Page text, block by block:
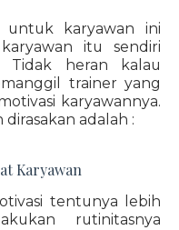
untuk karyawan ini
itu sendiri
Tidak heran kalau
trainer yang
karyawannya.
adalah :
Karyawan
tentunya lebih
rutinitasnya